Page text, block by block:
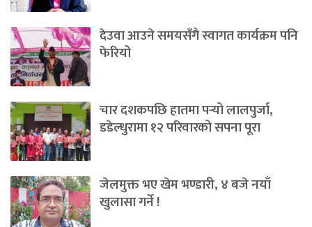
देउवा आउने समयसँगै स्वागत कार्यक्रम पनि
फेरियो
चार दशकपछि हातमा पर्‍यो लालपुर्जा,
डडेल्धुरामा १२ परिवारको सपना पूरा
जेलमुक्त भए खेम भण्डारी, ४ बजे नयाँ
खुलासा गर्ने !